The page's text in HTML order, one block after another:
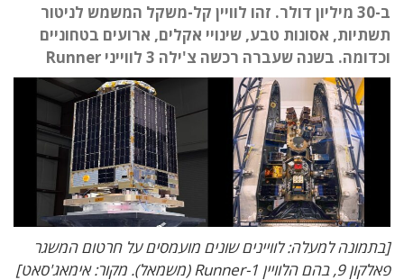
ב-30 מיליון דולר. זהו לוויין קל-משקל המשמש לניטור
תשתיות, אסונות טבע, שינויי אקלים, ארועים בטחוניים
וכדומה. בשנה שעברה רכשה צ'ילה 3 לווייני Runner
[בתמונה למעלה: לוויינים שונים מועמסים על חרטום המשגר
פאלקון 9, בהם הלוויין Runner-1 (משמאל). מקור: אימאג'סאט]